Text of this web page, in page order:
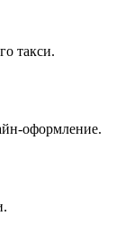
такси.
оформление.